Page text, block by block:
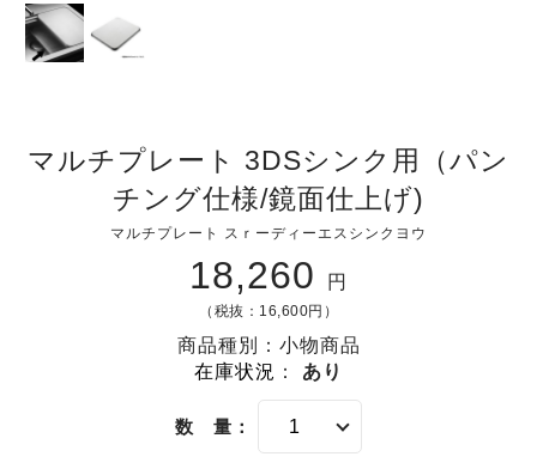
マルチプレート 3DSシンク用（パン
チング仕様/鏡面仕上げ)
マルチプレート スｒーディーエスシンクヨウ
18,260 円
（税抜：16,600円）
商品種別：小物商品
在庫状況 ： あり
数 量：